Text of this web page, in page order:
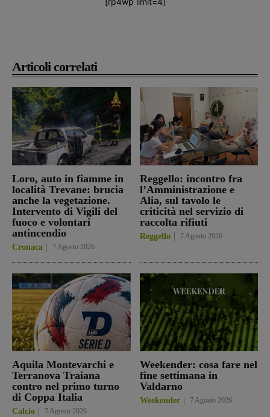
Articoli correlati
Loro, auto in fiamme in
località Trevane: brucia
anche la vegetazione.
Intervento di Vigili del
fuoco e volontari
antincendio
Cronaca 7 Agosto 2026
Reggello: incontro fra
l’Amministrazione e
Alia, sul tavolo le
criticità nel servizio di
raccolta rifiuti
Reggello 7 Agosto 2026
Aquila Montevarchi e
Terranova Traiana
contro nel primo turno
di Coppa Italia
Calcio 7 Agosto 2026
Weekender: cosa fare nel
fine settimana in
Valdarno
Weekender 7 Agosto 2026